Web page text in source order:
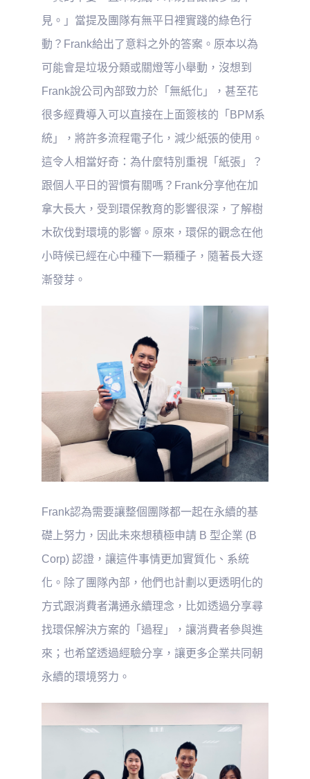
見。」當提及團隊有無平日裡實踐的綠色行
動？Frank給出了意料之外的答案。原本以為
可能會是垃圾分類或關燈等小舉動，沒想到
Frank說公司內部致力於「無紙化」，甚至花
很多經費導入可以直接在上面簽核的「BPM系
統」，將許多流程電子化，減少紙張的使用。
這令人相當好奇：為什麼特別重視「紙張」？
跟個人平日的習慣有關嗎？Frank分享他在加
拿大長大，受到環保教育的影響很深，了解樹
木砍伐對環境的影響。原來，環保的觀念在他
小時候已經在心中種下一顆種子，隨著長大逐
漸發芽。
Frank認為需要讓整個團隊都一起在永續的基
礎上努力，因此未來想積極申請 B 型企業 (B
Corp) 認證，讓這件事情更加實質化、系統
化。除了團隊內部，他們也計劃以更透明化的
方式跟消費者溝通永續理念，比如透過分享尋
找環保解決方案的「過程」，讓消費者參與進
來；也希望透過經驗分享，讓更多企業共同朝
永續的環境努力。